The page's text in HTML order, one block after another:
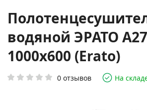
водяной ЭРАТО А27
1000x600 (Erato)
0 отзывов На